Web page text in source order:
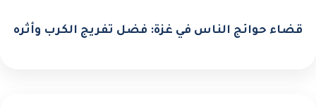
قضاء حوائج الناس في غزة: فضل تفريج الكرب وأثره